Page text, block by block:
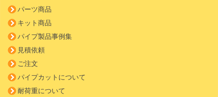
パーツ商品
キット商品
パイプ製品事例集
見積依頼
ご注文
パイプカットについて
耐荷重について